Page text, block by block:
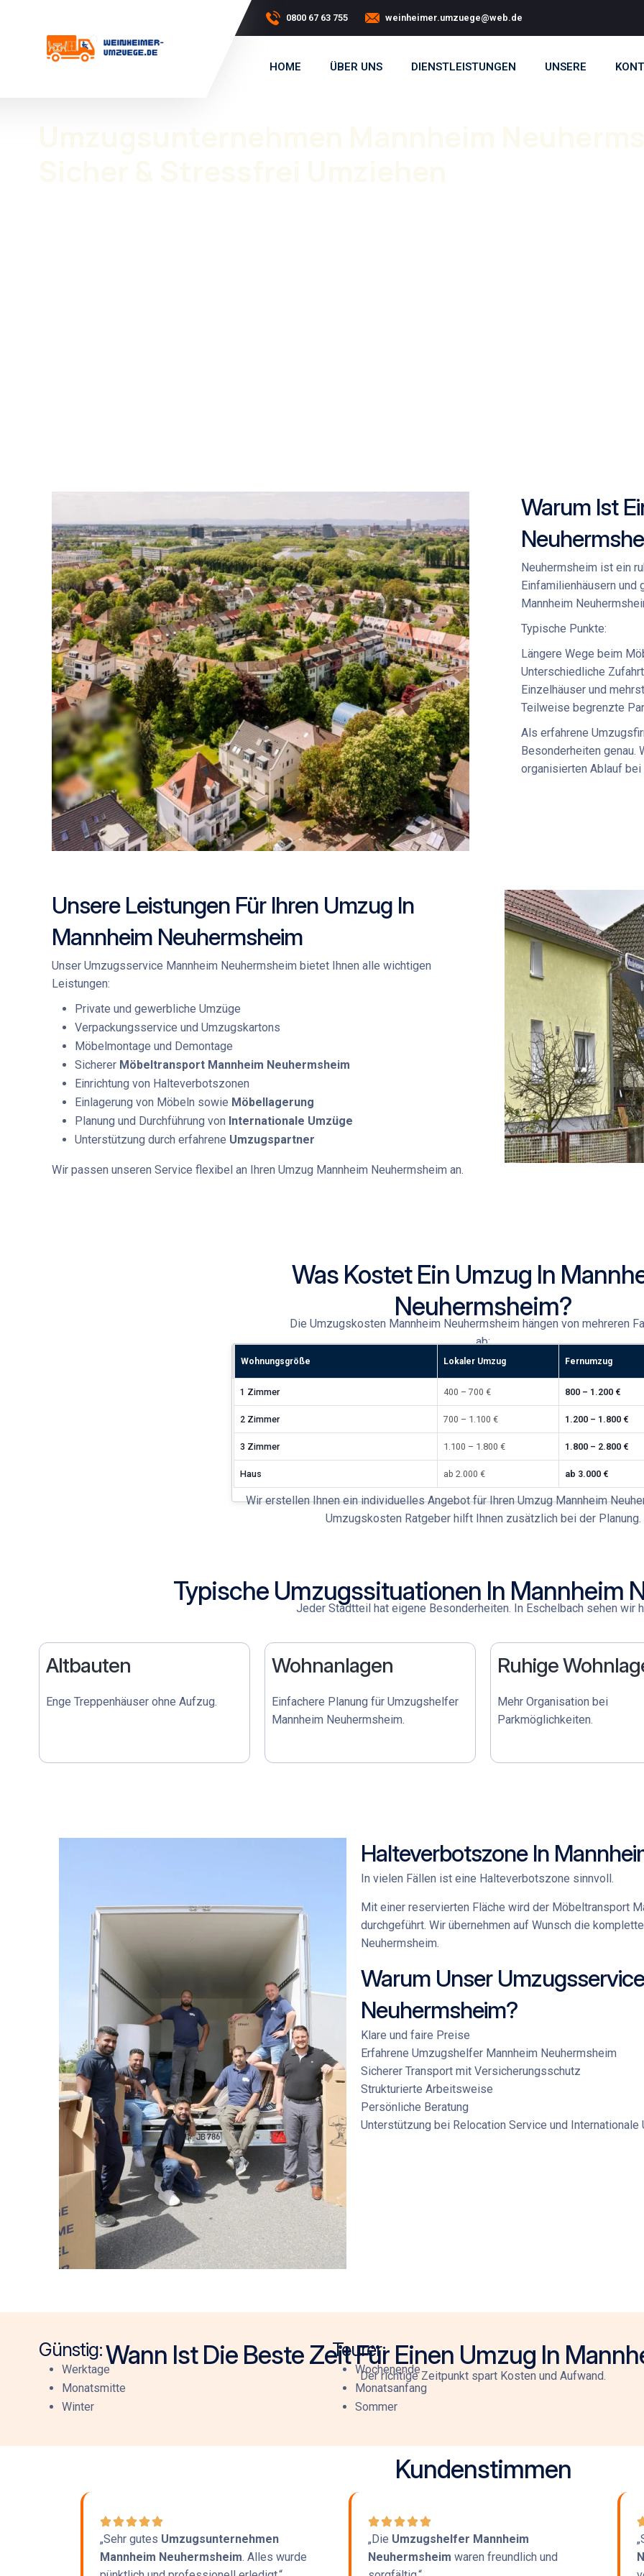
0800 67 63 755 weinheimer.umzuege@web.de
HOME ÜBER UNS DIENSTLEISTUNGEN UNSERE
Warum Ist
Neuhermsheim ist ein
Einfamilienhäusern
Mannheim
Typische Punkte:
Längere Wege beim
Unterschiedliche
Einzelhäuser und
Teilweise begrenzte
Als erfahrene
Besonderheiten genau.
organisierten Ablauf bei
Unsere Leistungen Für Ihren Umzug In
Mannheim Neuhermsheim
Unser Umzugsservice Mannheim Neuhermsheim bietet Ihnen alle wichtigen
Leistungen:
Private und gewerbliche Umzüge
Verpackungsservice und Umzugskartons
Möbelmontage und Demontage
Sicherer Möbeltransport Mannheim Neuhermsheim
Einrichtung von Halteverbotszonen
Einlagerung von Möbeln sowie Möbellagerung
Planung und Durchführung von Internationale Umzüge
Unterstützung durch erfahrene Umzugspartner
Wir passen unseren Service flexibel an Ihren Umzug Mannheim Neuhermsheim an.
Was Kostet Ein Umzug In
Neuhermsheim?
Die Umzugskosten Mannheim Neuhermsheim hängen von mehreren
ab:
Wohnungsgröße Lokaler Umzug Fernumzug
1 Zimmer 400 – 700 € 800 – 1.200 €
2 Zimmer 700 – 1.100 € 1.200 – 1.800 €
3 Zimmer 1.100 – 1.800 € 1.800 – 2.800 €
Haus ab 2.000 € ab 3.000 €
Wir erstellen Ihnen ein individuelles Angebot für IhrenUmzug Mannheim
Umzugskosten Ratgeberhilft Ihnen zusätzlich bei der Planung.
Typische Umzugssituationen In Mannheim
Jeder Stadtteil hat eigene Besonderheiten. In Eschelbach sehen wir
Altbauten
Enge Treppenhäuser ohne Aufzug.
Wohnanlagen
Einfachere Planung für Umzugshelfer
Mannheim Neuhermsheim.
Ruhige
Mehr Organisation bei
Parkmöglichkeiten.
Halteverbotszone In
In vielen Fällen ist eine Halteverbotszone sinnvoll.
Mit einer reservierten Fläche wird der Möbeltransport
durchgeführt. Wir übernehmen auf Wunsch die
Neuhermsheim.
Warum Unser
Neuhermsheim?
Klare und faire Preise
Erfahrene Umzugshelfer Mannheim Neuhermsheim
Sicherer Transport mit Versicherungsschutz
Strukturierte Arbeitsweise
Persönliche Beratung
Unterstützung bei Relocation Service und Internationale
Wann Ist Die Beste Zeit Für Einen Umzug In
Der richtige Zeitpunkt spart Kosten und Aufwand.
Günstig:
Werktage
Monatsmitte
Winter
Teurer:
Wochenende
Monatsanfang
Sommer
Kundenstimmen
„Sehr gutes Umzugsunternehmen
Mannheim Neuhermsheim. Alles wurde
„Die Umzugshelfer Mannheim
Neuhermsheim waren freundlich und